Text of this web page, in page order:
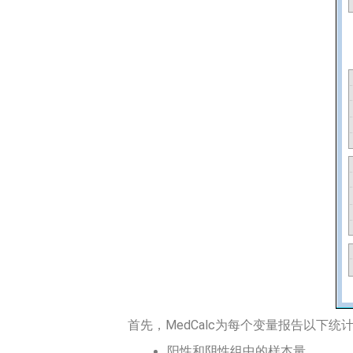
首先，MedCalc为每个变量报告以下统